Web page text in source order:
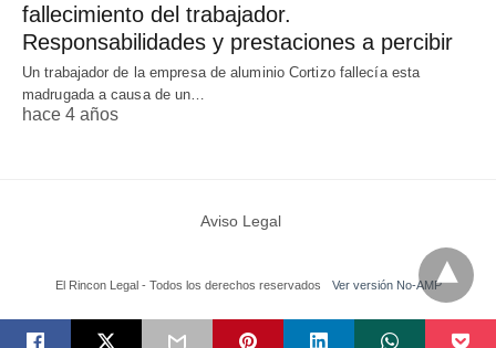
fallecimiento del trabajador.
Responsabilidades y prestaciones a percibir
Un trabajador de la empresa de aluminio Cortizo fallecía esta
madrugada a causa de un…
hace 4 años
Aviso Legal
El Rincon Legal - Todos los derechos reservados Ver versión No-AMP